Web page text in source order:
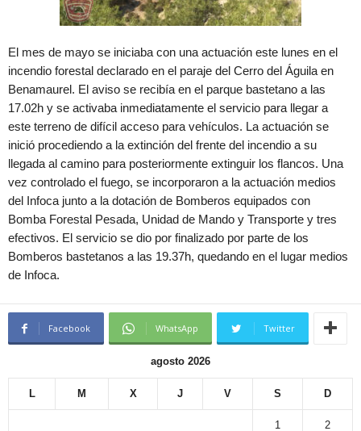
El mes de mayo se iniciaba con una actuación este lunes en el
incendio forestal declarado en el paraje del Cerro del Águila en
Benamaurel. El aviso se recibía en el parque bastetano a las
17.02h y se activaba inmediatamente el servicio para llegar a
este terreno de difícil acceso para vehículos. La actuación se
inició procediendo a la extinción del frente del incendio a su
llegada al camino para posteriormente extinguir los flancos. Una
vez controlado el fuego, se incorporaron a la actuación medios
del Infoca junto a la dotación de Bomberos equipados con
Bomba Forestal Pesada, Unidad de Mando y Transporte y tres
efectivos. El servicio se dio por finalizado por parte de los
Bomberos bastetanos a las 19.37h, quedando en el lugar medios
de Infoca.
Facebook WhatsApp Twitter
agosto 2026
L M X J V S D
1 2